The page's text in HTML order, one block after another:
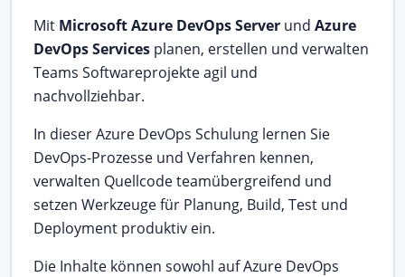
Mit Microsoft Azure DevOps Server und Azure
DevOps Services planen, erstellen und verwalten
Teams Softwareprojekte agil und
nachvollziehbar.
In dieser Azure DevOps Schulung lernen Sie
DevOps-Prozesse und Verfahren kennen,
verwalten Quellcode teamübergreifend und
setzen Werkzeuge für Planung, Build, Test und
Deployment produktiv ein.
Die Inhalte können sowohl auf Azure DevOps